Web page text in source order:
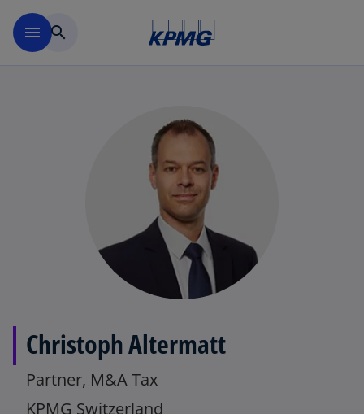
menu search
Christoph Altermatt
Partner, M&A Tax
KPMG Switzerland